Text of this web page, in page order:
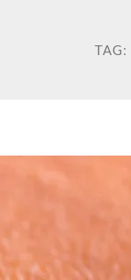
TAG: